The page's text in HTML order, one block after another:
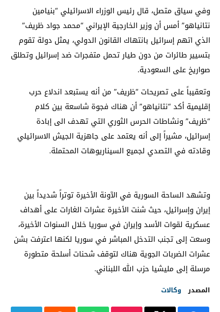
وفي سياق متصل، قال رئيس الوزراء الاسرائيلي “بنيامين
نتانياهو” أمس أن وزير الخارجية الإيراني “محمد جواد ظريف”
الذي اتهم إسرائيل بانتهاك القانون الدولي، يمثل دولة تقوم
بتسيير طائرات من دون طيار تحمل متفجرات ضد إسرائيل وتطلق
صواريخ على السعودية.
وتعقيباً على تصريحات “ظريف” من أنه يستبعد اندلاع حرب
إقليمية أكد “نتانياهو” أن هناك فجوة شاسعة بين كلام
“ظريف” ونشاطات الحرس الثوري التي تهدف الى إبادة
إسرائيل، مشيراً إلى أنه يعتمد على جاهزية الجيش الاسرائيلي
وقادته في التصدي لجميع السيناريوهات المحتملة.
وتشهد الساحة السورية في الآونة الأخيرة توتراً شديداً بين
إيران وإسرائيل، حيث شنت الأخيرة عشرات الغارات على أهداف
عسكرية لقوات الأسد وإيران في سوريا خلال السنوات الأخيرة،
وسعت إلى تجنب التدخل المباشر في سوريا لكنها اعترفت بشن
عشرات الضربات الجوية هناك لتوقف شحنات أسلحة متطورة
مرسلة إلى مليشيا حزب الله اللبناني.
المصدر وكالات